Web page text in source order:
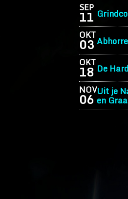
SEP
11
OKT
03
OKT
18 De
NOV
06 Uit je
en